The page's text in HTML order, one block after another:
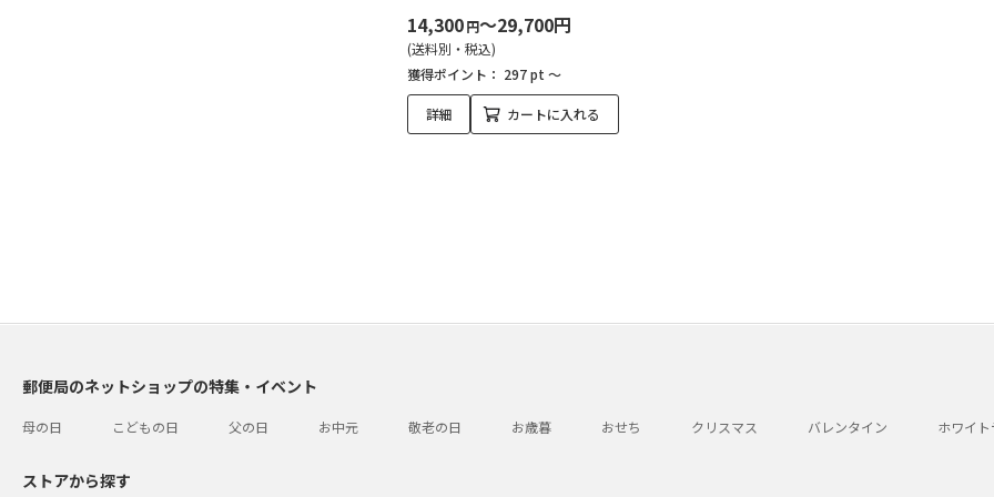
14,300円～29,700円
(送料別・税込)
獲得ポイント： 297 pt ～
詳細 カートに入れる
郵便局のネットショップの特集・イベント
母の日 こどもの日 父の日 お中元 敬老の日 お歳暮 おせち クリスマス バレンタイン ホワイ
ストアから探す